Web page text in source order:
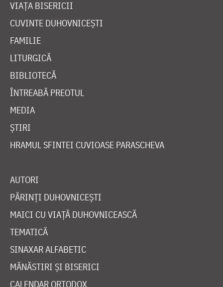
VIAȚA BISERICII
CUVINTE DUHOVNICEȘTI
FAMILIE
LITURGICĂ
BIBLIOTECĂ
ÎNTREABĂ PREOTUL
MEDIA
ȘTIRI
HRAMUL SFINTEI CUVIOASE PARASCHEVA
AUTORI
PĂRINȚI DUHOVNICEȘTI
MAICI CU VIAȚĂ DUHOVNICEASCĂ
TEMATICĂ
SINAXAR ALFABETIC
MĂNĂSTIRI ȘI BISERICI
CALENDAR ORTODOX